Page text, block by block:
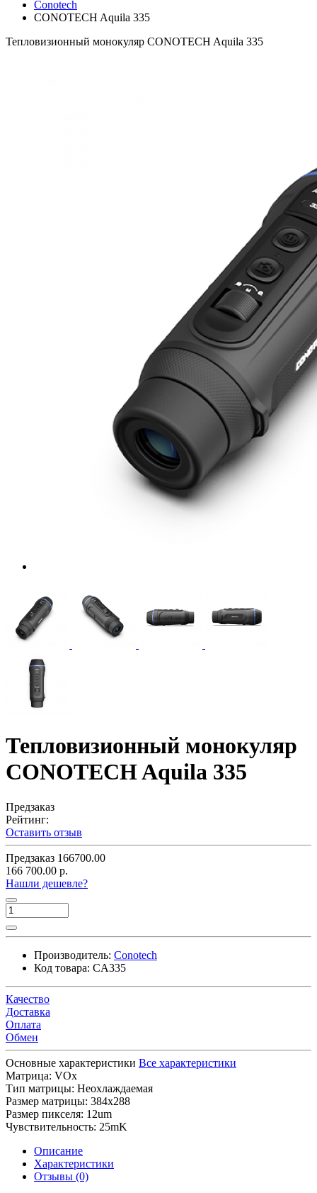
Conotech
CONOTECH Aquila 335
Тепловизионный монокуляр CONOTECH Aquila 335
Тепловизионный монокуляр
CONOTECH Aquila 335
Предзаказ
Рейтинг:
Оставить отзыв
Предзаказ 166700.00
166 700.00 р.
Нашли дешевле?
Производитель: Conotech
Код товара: CA335
Качество
Доставка
Оплата
Обмен
Основные характеристики Все характеристики
Матрица: VOx
Тип матрицы: Неохлаждаемая
Размер матрицы: 384x288
Размер пикселя: 12um
Чувствительность: 25mK
Описание
Характеристики
Отзывы (0)